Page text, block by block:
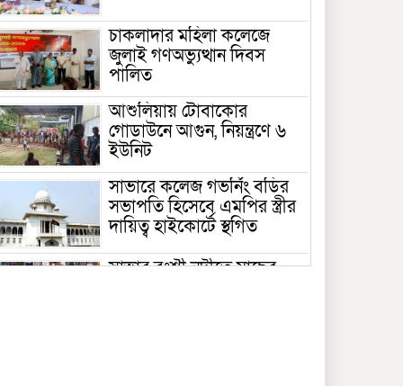
চাকলাদার মহিলা কলেজে
জুলাই গণঅভ্যুত্থান দিবস
পালিত
আশুলিয়ায় টোবাকোর
গোডাউনে আগুন, নিয়ন্ত্রণে ৬
ইউনিট
সাভারে কলেজ গভর্নিং বডির
সভাপতি হিসেবে এমপির স্ত্রীর
দায়িত্ব হাইকোর্টে স্থগিত
সাভার বংশী নদীতে মাছের